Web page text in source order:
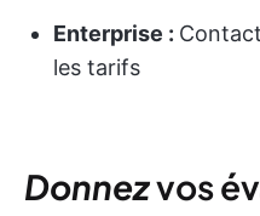
Enterprise :
les tarifs
Donnezvos